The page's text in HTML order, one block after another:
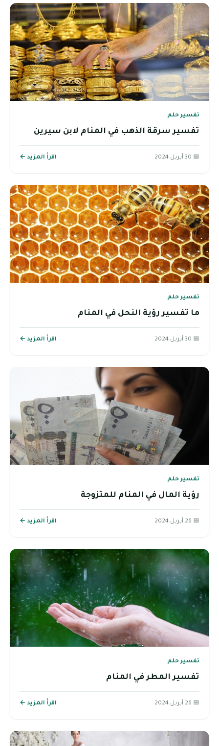
تفسير حلم
تفسير سرقة الذهب في المنام لابن سيرين
📅 30 أبريل 2024 اقرأ المزيد ←
تفسير حلم
ما تفسير رؤية النحل في المنام
📅 30 أبريل 2024 اقرأ المزيد ←
تفسير حلم
رؤية المال في المنام للمتزوجة
📅 26 أبريل 2024 اقرأ المزيد ←
تفسير حلم
تفسير المطر في المنام
📅 26 أبريل 2024 اقرأ المزيد ←